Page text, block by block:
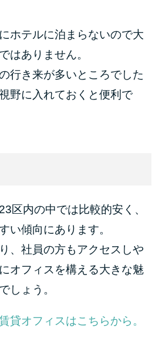
ホテルに泊まらないので大
はありません。
行き来が多いところでした
野に入れておくと便利で
区内の中では比較的安く、
い傾向にあります。
、社員の方もアクセスしや
オフィスを構える大きな魅
しょう。
貸オフィスはこちらから。